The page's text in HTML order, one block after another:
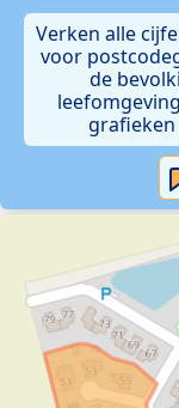
Verken alle
voor
de